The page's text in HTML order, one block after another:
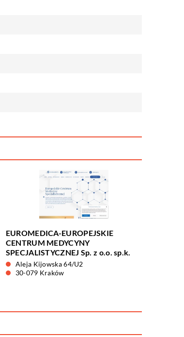
EUROMEDICA-EUROPEJSKIE
CENTRUM MEDYCYNY
SPECJALISTYCZNEJ Sp. z o.o. sp.k.
Aleja Kijowska 64/U2
30-079 Kraków